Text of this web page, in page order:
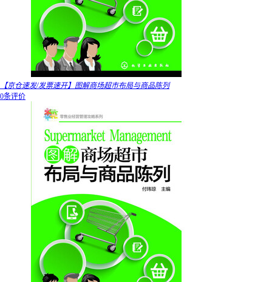
【京仓速发/发票速开】图解商场超市布局与商品陈列
0条评价